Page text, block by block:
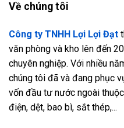
Về chúng tôi
Công ty TNHH Lợi Lợi Đạt
văn phòng và kho lên đến
chuyên nghiệp. Với nhiều
chúng tôi đã và đang phục
vốn đầu tư nước ngoài
điện, dệt, bao bì, sắt thép,...